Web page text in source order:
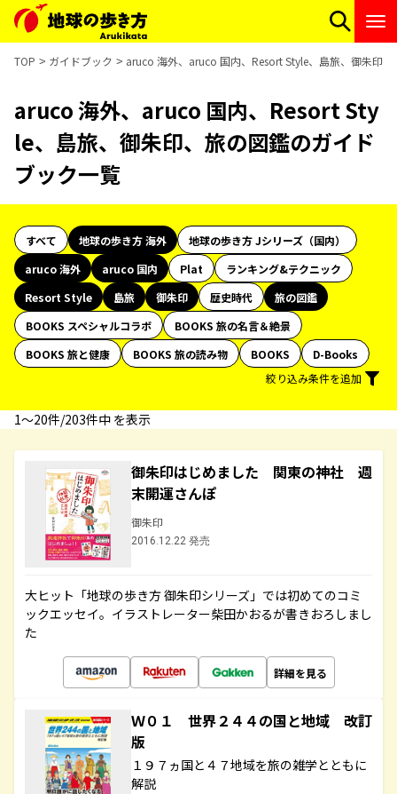
TOP ガイドブック aruco 海外、aruco 国内、Resort Style、島旅、御朱印
aruco 海外、aruco 国内、Resort Sty
le、島旅、御朱印、旅の図鑑のガイド
ブック一覧
すべて 地球の歩き方 海外
地球の歩き方 Jシリーズ（国内）
aruco 海外
aruco 国内 Plat
ランキング&テクニック
Resort Style
島旅 御朱印 歴史時代
旅の図鑑
BOOKS スペシャルコラボ
BOOKS 旅の名言＆絶景
BOOKS 旅と健康
BOOKS 旅の読み物 BOOKS
D-Books
絞り込み条件を追加
1〜20件/203件中 を表示
御朱印はじめました 関東の神社 週
末開運さんぽ
御朱印
2016.12.22 発売
大ヒット「地球の歩き方 御朱印シリーズ」では初めてのコミ
ックエッセイ。イラストレーター柴田かおるが書きおろしまし
た
詳細を見る
Ｗ０１ 世界２４４の国と地域 改訂
版
１９７ヵ国と４７地域を旅の雑学とともに
解説